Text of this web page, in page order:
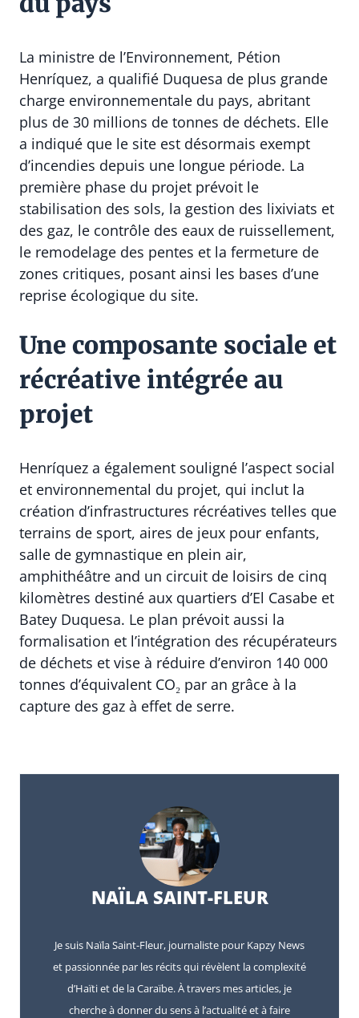
La ministre de l’Environnement, Pétion
Henríquez, a qualifié Duquesa de plus grande
charge environnementale du pays, abritant
plus de 30 millions de tonnes de déchets. Elle
a indiqué que le site est désormais exempt
d’incendies depuis une longue période. La
première phase du projet prévoit le
stabilisation des sols, la gestion des lixiviats et
des gaz, le contrôle des eaux de ruissellement,
le remodelage des pentes et la fermeture de
zones critiques, posant ainsi les bases d’une
reprise écologique du site.
Une composante sociale et
récréative intégrée au
projet
Henríquez a également souligné l’aspect social
et environnemental du projet, qui inclut la
création d’infrastructures récréatives telles que
terrains de sport, aires de jeux pour enfants,
salle de gymnastique en plein air,
amphithéâtre and un circuit de loisirs de cinq
kilomètres destiné aux quartiers d’El Casabe et
Batey Duquesa. Le plan prévoit aussi la
formalisation et l’intégration des récupérateurs
de déchets et vise à réduire d’environ 140 000
tonnes d’équivalent CO₂ par an grâce à la
capture des gaz à effet de serre.
NAÏLA SAINT-FLEUR
Je suis Naïla Saint-Fleur, journaliste pour Kapzy News
et passionnée par les récits qui révèlent la complexité
d’Haïti et de la Caraïbe. À travers mes articles, je
cherche à donner du sens à l’actualité et à faire